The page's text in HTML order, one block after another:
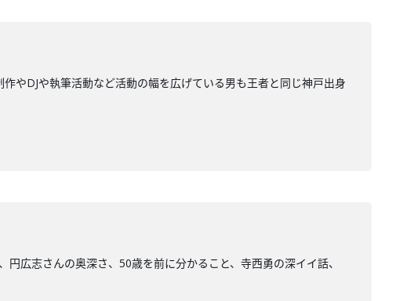
やDJや執筆活動など活動の幅を広げている男も王者と同じ神戸出身
広志さんの奥深さ、50歳を前に分かること、寺西勇の深イイ話、